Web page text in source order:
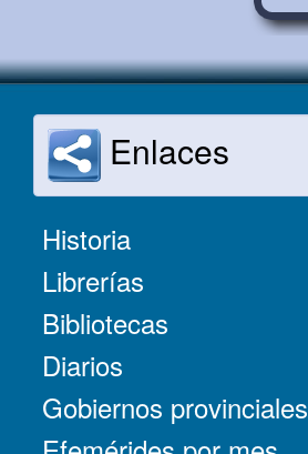
Enlaces
Historia
Librerías
Bibliotecas
Diarios
Gobiernos provinciales